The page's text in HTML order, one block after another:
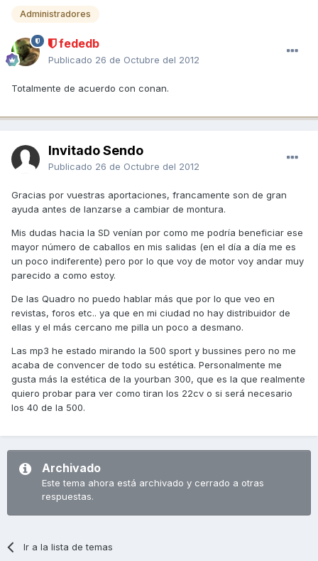
Administradores
fededb
Publicado 26 de Octubre del 2012
Totalmente de acuerdo con conan.
Invitado Sendo
Publicado 26 de Octubre del 2012
Gracias por vuestras aportaciones, francamente son de gran
ayuda antes de lanzarse a cambiar de montura.
Mis dudas hacia la SD venían por como me podría beneficiar ese
mayor número de caballos en mis salidas (en el día a día me es
un poco indiferente) pero por lo que voy de motor voy andar muy
parecido a como estoy.
De las Quadro no puedo hablar más que por lo que veo en
revistas, foros etc.. ya que en mi ciudad no hay distribuidor de
ellas y el más cercano me pilla un poco a desmano.
Las mp3 he estado mirando la 500 sport y bussines pero no me
acaba de convencer de todo su estética. Personalmente me
gusta más la estética de la yourban 300, que es la que realmente
quiero probar para ver como tiran los 22cv o si será necesario
los 40 de la 500.
Archivado
Este tema ahora está archivado y cerrado a otras
respuestas.
Ir a la lista de temas